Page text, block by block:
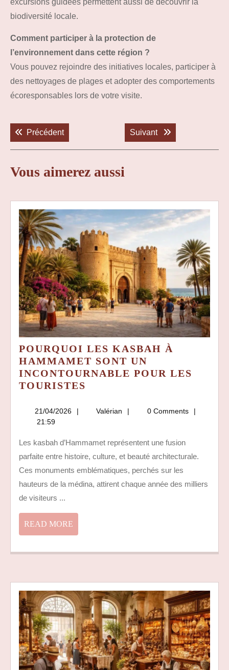
excursions guidées permettent aussi de découvrir la
biodiversité locale.
Comment participer à la protection de
l’environnement dans cette région ?
Vous pouvez rejoindre des initiatives locales, participer à
des nettoyages de plages et adopter des comportements
écoresponsables lors de votre visite.
de
l’article
PrécédentPrevious post: Suivant Next post:
Vous aimerez aussi
POURQUOI LES KASBAH À
HAMMAMET SONT UN
INCONTOURNABLE POUR LES
TOURISTES
KASBAH
SONT
UN
INCONTOURNABLE
POUR
21/04/2026 21/04/2026
Valérian Valérian0 Comments
21:59
Les kasbah d’Hammamet représentent une fusion
parfaite entre histoire, culture, et beauté architecturale.
Ces monuments emblématiques, perchés sur les
hauteurs de la médina, attirent chaque année des milliers
de visiteurs ...
READ MORE
MORE